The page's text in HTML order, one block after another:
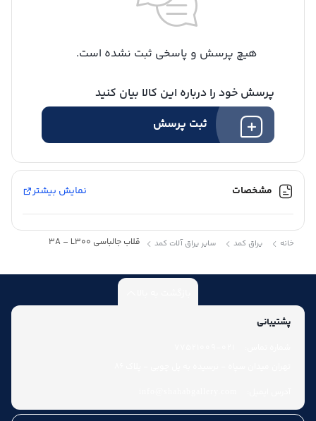
هیچ پرسش و پاسخی ثبت نشده است.
پرسش خود را درباره این کالا بیان کنید
ثبت پرسش
مشخصات نمایش بیشتر
خانه یراق کمد سایر یراق آلات کمد قلاب جالباسی 3A – L300
پشتیبانی